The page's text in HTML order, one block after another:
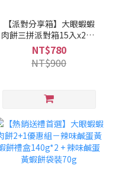
【派對分享箱】大眼蝦蝦
肉餅三拼派對箱15入x2箱(
鹹蛋黃原味、江記華隆肉
鬆、海洋原味)
NT$780
NT$900